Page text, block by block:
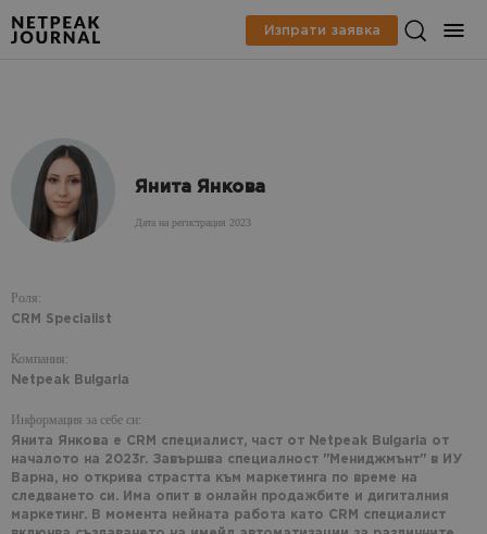
Изпрати заявка
Янита Янкова
Дата на регистрация 2023
Роля:
CRM Specialist
Компания:
Netpeak Bulgaria
Информация за себе си:
Янита Янкова е CRM специалист, част от Netpeak Bulgaria от
началото на 2023г. Завършва специалност "Мениджмънт" в ИУ
Варна, но открива страстта към маркетинга по време на
следването си. Има опит в онлайн продажбите и дигиталния
маркетинг. В момента нейната работа като CRM специалист